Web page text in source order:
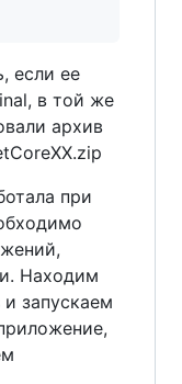
если ее
в той же
архив
при
Находим
запускаем